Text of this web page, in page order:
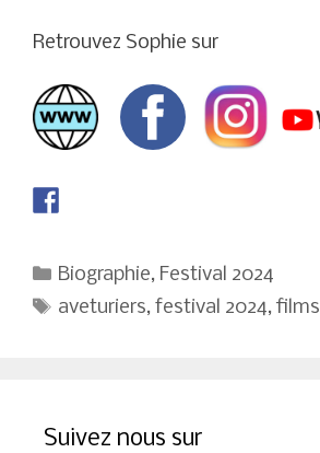
Retrouvez Sophie sur
Catégories
Biographie, Festival 2024
Étiquettes
aveturiers,festival 2024,films
Suivez nous sur